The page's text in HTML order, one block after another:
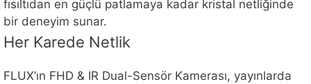
fısıltıdan en güçlü patlamaya kadar kristal netliğinde
bir deneyim sunar.
Her Karede Netlik
FLUX’ın FHD & IR Dual-Sensör Kamerası, yayınlarda